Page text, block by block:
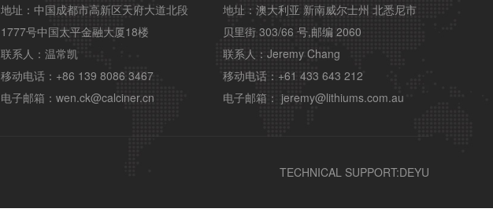
地址：中国成都市高新区天府大道北段
1777号中国太平金融大厦18楼
联系人：温常凯
移动电话：+86 139 8086 3467
电子邮箱：wen.ck@calciner.cn
地址：澳大利亚 新南威尔士州 北悉尼市
贝里街 303/66 号,邮编 2060
联系人：Jeremy Chang
移动电话：+61 433 643 212
电子邮箱： jeremy@lithiums.com.au
TECHNICAL SUPPORT:DEYU